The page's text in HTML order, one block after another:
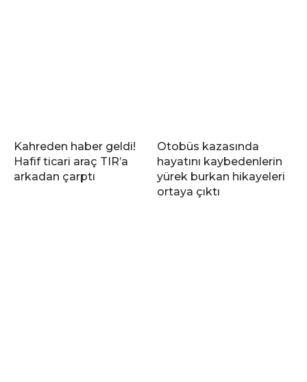
Kahreden haber geldi!
Hafif ticari araç TIR’a
arkadan çarptı
Otobüs kazasında
hayatını kaybedenlerin
yürek burkan hikayeleri
ortaya çıktı